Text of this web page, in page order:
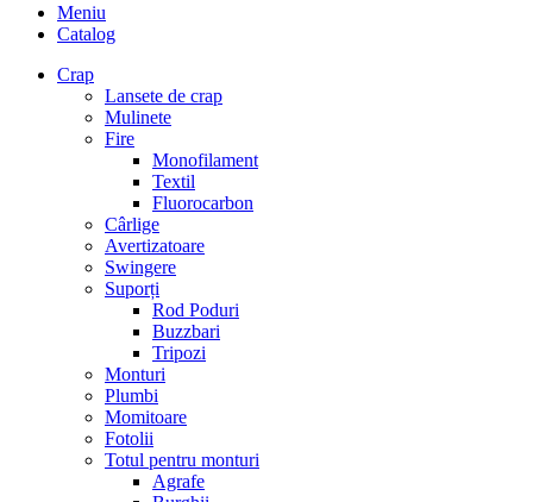
Meniu
Catalog
Crap
Lansete de crap
Mulinete
Fire
Monofilament
Textil
Fluorocarbon
Cârlige
Avertizatoare
Swingere
Suporți
Rod Poduri
Buzzbari
Tripozi
Monturi
Plumbi
Momitoare
Fotolii
Totul pentru monturi
Agrafe